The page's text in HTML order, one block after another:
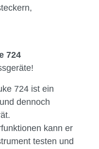
724
724 ist ein
dennoch
kann er
testen und